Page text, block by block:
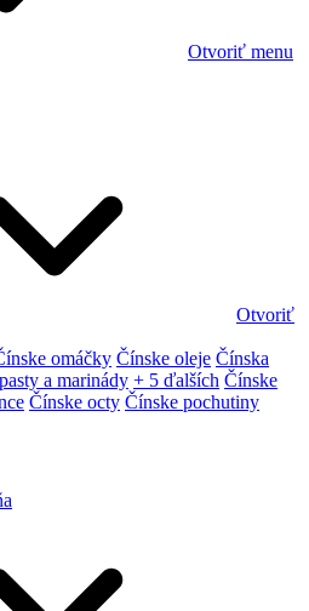
Otvoriť menu
Otvoriť
omáčky Čínske oleje Čínska
a marinády + 5 ďalších Čínske
Čínske octy Čínske pochutiny